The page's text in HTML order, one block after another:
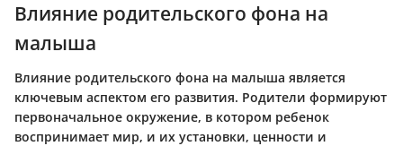
Влияние родительского фона на
малыша
Влияние родительского фона на малыша является
ключевым аспектом его развития. Родители формируют
первоначальное окружение, в котором ребенок
воспринимает мир, и их установки, ценности и